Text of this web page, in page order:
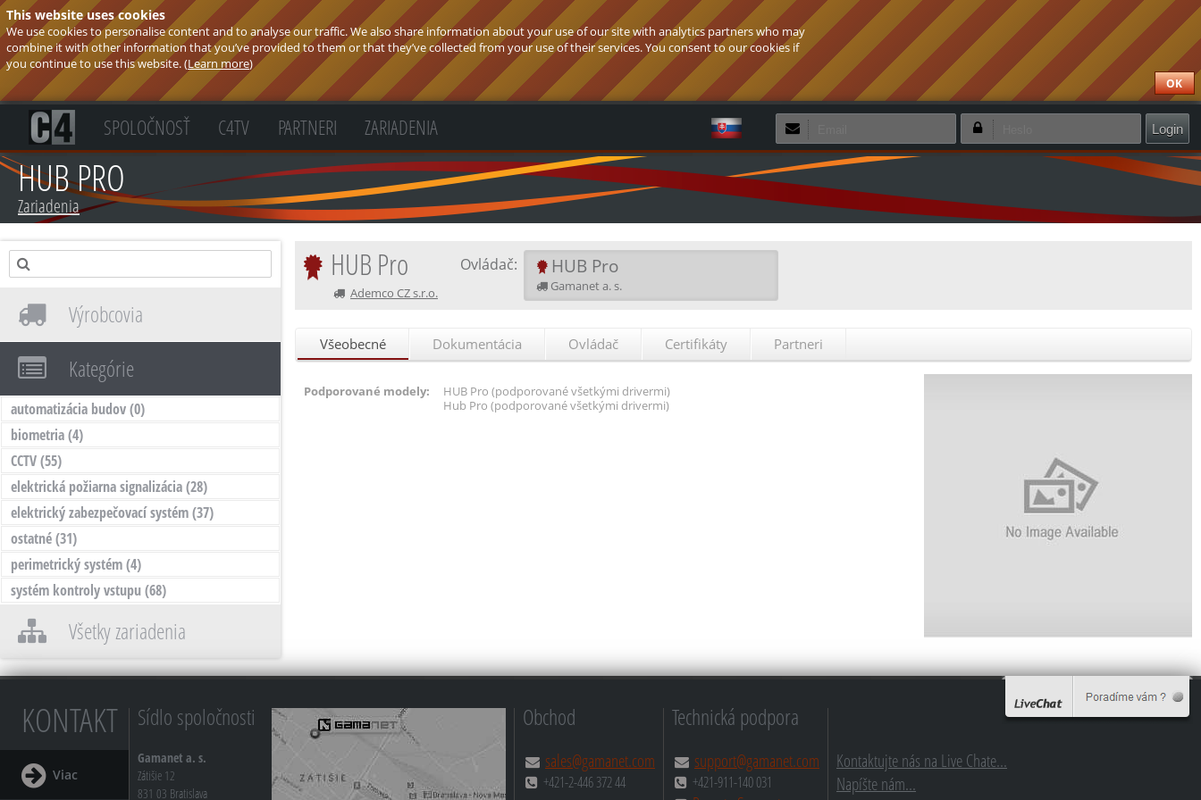
This website uses cookies
We use cookies to personalise content and to analyse our traffic. We also share information about your use of our site with analytics partners who may
combine it with other information that you’ve provided to them or that they’ve collected from your use of their services. You consent to our cookies if
you continue to use this website. (Learn more)
OK
SPOLOČNOSŤ C4TV PARTNERI ZARIADENIA
Zapamätať si prihlásenie
Zabudol som heslo
Vytvoriť nový účet
HUB PRO
Zariadenia
HUB Pro
Ademco CZ s.r.o.
Ovládač: HUB Pro
Gamanet a. s.
Všeobecné Dokumentácia Ovládač Certifikáty Partneri
Podporované modely: HUB Pro (podporované všetkými drivermi)
Hub Pro (podporované všetkými drivermi)
Výrobcovia
Kategórie
automatizácia budov(0)
biometria(4)
CCTV(55)
elektrická požiarna signalizácia(28)
elektrický zabezpečovací systém(37)
ostatné(31)
perimetrický systém(4)
systém kontroly vstupu(68)
Všetky zariadenia
KONTAKT
Viac
Sídlo spoločnosti
Gamanet a. s.
Zátišie 12
831 03 Bratislava
Obchod
sales@gamanet.com
+421-2-446 372 44
Technická podpora
support@gamanet.com
+421-911-140 031
Kontaktujte nás na Live Chate...
Napíšte nám...